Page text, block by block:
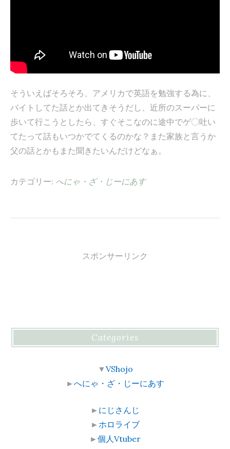
そういえばそろそろ、アメリカで英語を勉強する為に、
バイトしてた話とか出てきそうだし、近所のスーパーに
歩いて行こうとしたら、すぐそこなのに途中でゲ〇吐い
てたって話もいつかでてくるのかな？また家族と言うか
父の話とかもまた聞きたいんだけどなぁ。
カテゴリー: へにゃ・ざ・じーにあす
スポンサーリンク
Categories
▼VShojo
►へにゃ・ざ・じーにあす
► にじさんじ
► ホロライブ
►個人Vtuber